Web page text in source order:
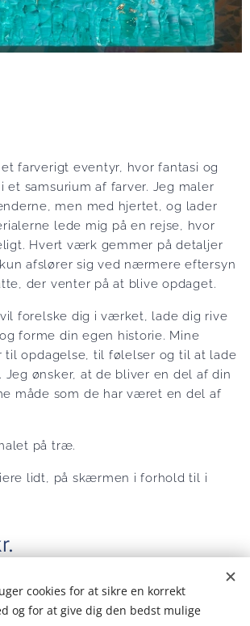
farverigt eventyr, hvor fantasi og
et samsurium af farver. Jeg maler
men med hjertet, og lader
lede mig på en rejse, hvor
Hvert værk gemmer på detaljer
afslører sig ved nærmere eftersyn
der venter på at blive opdaget.
forelske dig i værket, lade dig rive
forme din egen historie. Mine
til opdagelse, til følelser og til at lade
Jeg ønsker, at de bliver en del af din
måde som de har været en del af
på træ.
lidt, på skærmen i forhold til i
Alle rettigheder forbeholdes
cookies for at sikre en korrekt
og for at give dig den bedst mulige